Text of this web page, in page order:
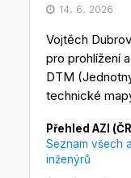
14. 6. 2026
Vojtěch
pro prohlížení
DTM
technické
Přehled AZI
Seznam všech
inženýrů